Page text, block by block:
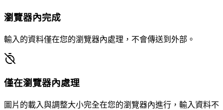
瀏覽器內完成
輸入的資料僅在您的瀏覽器內處理，不會傳送到外部。
僅在瀏覽器內處理
圖片的載入與調整大小完全在您的瀏覽器內進行，輸入資料不